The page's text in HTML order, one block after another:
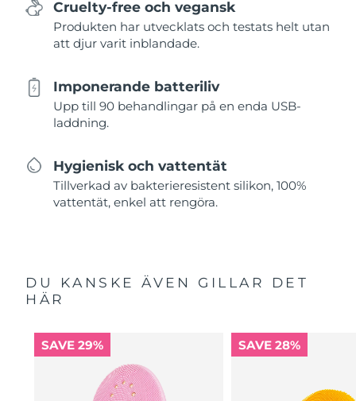
Cruelty-free och vegansk
Produkten har utvecklats och testats helt utan
att djur varit inblandade.
Imponerande batteriliv
Upp till 90 behandlingar på en enda USB-
laddning.
Hygienisk och vattentät
Tillverkad av bakterieresistent silikon, 100%
vattentät, enkel att rengöra.
DU KANSKE ÄVEN GILLAR DET
HÄR
SAVE 29% SAVE 28%